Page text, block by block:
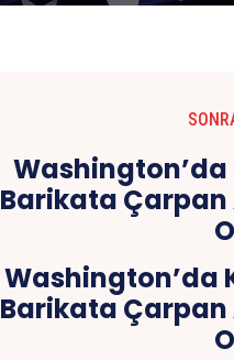
Washington’da
Barikata Çarpan